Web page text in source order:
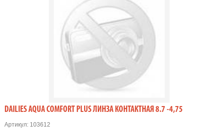
DAILIES AQUA COMFORT PLUS ЛИНЗА КОНТАКТНАЯ 8.7 -4,75
Артикул:103612